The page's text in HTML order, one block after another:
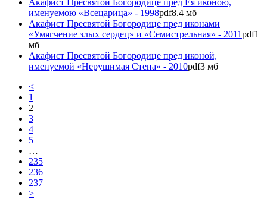
именуемою «Всецарица» - 1998pdf8.4 мб
Акафист Пресвятой Богородице пред иконами
«Умягчение злых сердец» и «Семистрельная» - 2011pdf1
мб
Акафист Пресвятой Богородице пред иконой,
именуемой «Нерушимая Стена» - 2010pdf3 мб
<
1
2
3
4
5
…
235
236
237
>